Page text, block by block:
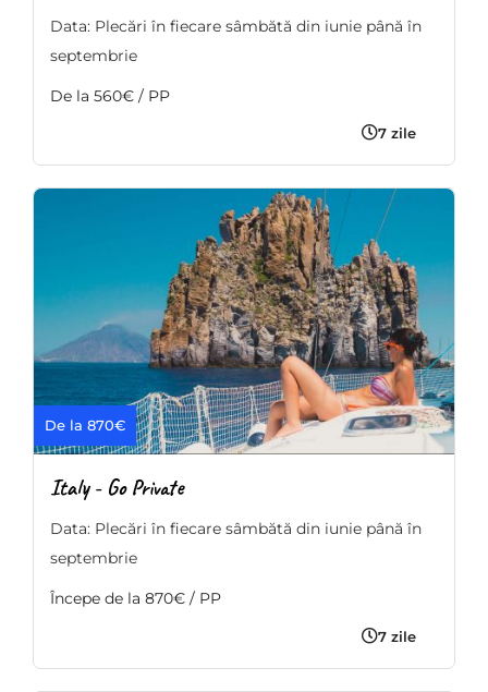
Data: Plecări în fiecare sâmbătă din iunie până în
septembrie
De la 560€ / PP
7 zile
De la 870€
Italy - Go Private
Data: Plecări în fiecare sâmbătă din iunie până în
septembrie
Începe de la 870€ / PP
7 zile